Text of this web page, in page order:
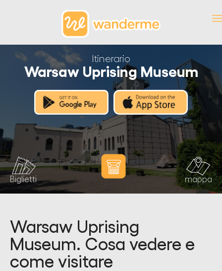
Biglietti
Itinerario
Warsaw Uprising Museum
mappa
Warsaw Uprising
Museum. Cosa vedere e
come visitare